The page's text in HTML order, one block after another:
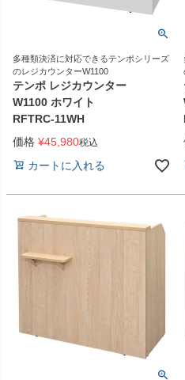
多種類決済に対応できるテンポシリーズ
のレジカウンターW1100
テンポ レジカウンター
W1100 ホワイト
RFTRC-11WH
価格 ¥45,980税込
カートに入れる